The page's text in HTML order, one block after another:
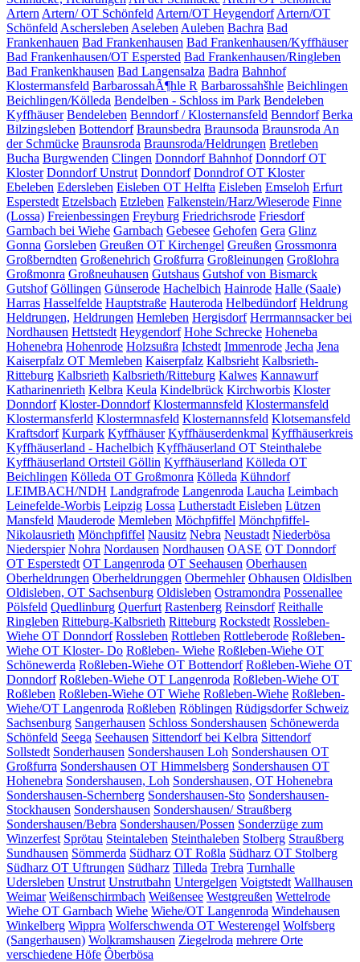
Artern Artern/ OT Schönfeld Artern/OT Heygendorf Artern/OT
Schönfeld Aschersleben Aseleben Auleben Bachra Bad
Frankenhauen Bad Frankenhausen Bad Frankenhausen/Kyffhäuser
Bad Frankenhausen/OT Espersted Bad Frankenhausen/Ringleben
Bad Frankenkhausen Bad Langensalza Badra Bahnhof
Klostermansfeld BarbarossahÃ¶hle R Barbarossahšhle Beichlingen
Beichlingen/Kölleda Bendelben - Schloss im Park Bendeleben
Kyffhäuser Bendeleben Benndorf / Klosternansfeld Benndorf Berka
Bilzingsleben Bottendorf Braunsbedra Braunsoda Braunsroda An
der Schmücke Braunsroda Braunsroda/Heldrungen Bretleben
Bucha Burgwenden Clingen Donndorf Bahnhof Donndorf OT
Kloster Donndorf Unstrut Donndorf Donndrof OT Kloster
Ebeleben Edersleben Eisleben OT Helfta Eisleben Emseloh Erfurt
Esperstedt Etzelsbach Etzleben Falkenstein/Harz/Wieserode Finne
(Lossa) Freienbessingen Freyburg Friedrichsrode Friesdorf
Garnbach bei Wiehe Garnbach Gebesee Gehofen Gera Glinz
Gonna Gorsleben Greußen OT Kirchengel Greußen Grossmonra
Großberndten Großenehrich Großfurra Großleinungen Großlohra
Großmonra Großneuhausen Gutshaus Gutshof von Bismarck
Gutshof Göllingen Günserode Hachelbich Hainrode Halle (Saale)
Harras Hasselfelde Hauptstraße Hauteroda Helbedündorf Heldrung
Heldrungen, Heldrungen Hemleben Hergisdorf Herrmannsacker bei
Nordhausen Hettstedt Heygendorf Hohe Schrecke Hoheneba
Hohenebra Hohenrode Holzsußra Ichstedt Immenrode Jecha Jena
Kaiserpfalz OT Memleben Kaiserpfalz Kalbsrieht Kalbsrieth-
Ritteburg Kalbsrieth Kalbsrieth/Ritteburg Kalwes Kannawurf
Katharinenrieth Kelbra Keula Kindelbrück Kirchworbis Kloster
Donndorf Kloster-Donndorf Klostermannsfeld Klostermansfeld
Klostermansferld Klostermnasfeld Klosternannsfeld Klotsemansfeld
Kraftsdorf Kurpark Kyffhäuser Kyffhäuserdenkmal Kyffhäuserkreis
Kyffhäuserland - Hachelbich Kyffhäuserland OT Steinthalebe
Kyffhäuserland Ortsteil Göllin Kyffhäuserland Kölleda OT
Beichlingen Kölleda OT Großmonra Kölleda Kühndorf
LEIMBACH/NDH Landgrafrode Langenroda Laucha Leimbach
Leinefelde-Worbis Leipzig Lossa Lutherstadt Eisleben Lützen
Mansfeld Mauderode Memleben Möchpfiffel Mönchpfiffel-
Nikolausrieth Mönchpfiffel Nausitz Nebra Neustadt Niederbösa
Niederspier Nohra Nordausen Nordhausen OASE OT Donndorf
OT Esperstedt OT Langenroda OT Seehausen Oberhausen
Oberheldrungen Oberheldrunggen Obermehler Obhausen Oldislben
Oldisleben, OT Sachsenburg Oldisleben Ostramondra Possenallee
Pölsfeld Quedlinburg Querfurt Rastenberg Reinsdorf Reithalle
Ringleben Ritteburg-Kalbsrieth Ritteburg Rockstedt Rossleben-
Wiehe OT Donndorf Rossleben Rottleben Rottleberode Roßleben-
Wiehe OT Kloster- Do Roßleben- Wiehe Roßleben-Wiehe OT
Schönewerda Roßleben-Wiehe OT Bottendorf Roßleben-Wiehe OT
Donndorf Roßleben-Wiehe OT Langenroda Roßleben-Wiehe OT
Roßleben Roßleben-Wiehe OT Wiehe Roßleben-Wiehe Roßleben-
Wiehe/OT Langenroda Roßleben Röblingen Rüdigsdorfer Schweiz
Sachsenburg Sangerhausen Schloss Sondershausen Schönewerda
Schönfeld Seega Seehausen Sittendorf bei Kelbra Sittendorf
Sollstedt Sonderhausen Sondershausen Loh Sondershausen OT
Großfurra Sondershausen OT Himmelsberg Sondershausen OT
Hohenebra Sondershausen, Loh Sondershausen, OT Hohenebra
Sondershausen-Schernberg Sondershausen-Sto Sondershausen-
Stockhausen Sondershausen Sondershausen/ Straußberg
Sondershausen/Bebra Sondershausen/Possen Sonderzüge zum
Winzerfest Sprötau Steintaleben Steinthaleben Stolberg Straußberg
Sundhausen Sömmerda Südharz OT Roßla Südharz OT Stolberg
Südharz OT Uftrungen Südharz Tilleda Trebra Turnhalle
Udersleben Unstrut Unstrutbahn Untergelgen Voigtstedt Wallhausen
Weimar Weißenschirmbach Weißensee Westgreußen Wettelrode
Wiehe OT Garnbach Wiehe Wiehe/OT Langenroda Windehausen
Winkelberg Wippra Wolferschwenda OT Westerengel Wolfsberg
(Sangerhausen) Wolkramshausen Ziegelroda mehrere Orte
verschiedene Höfe Ôberbösa